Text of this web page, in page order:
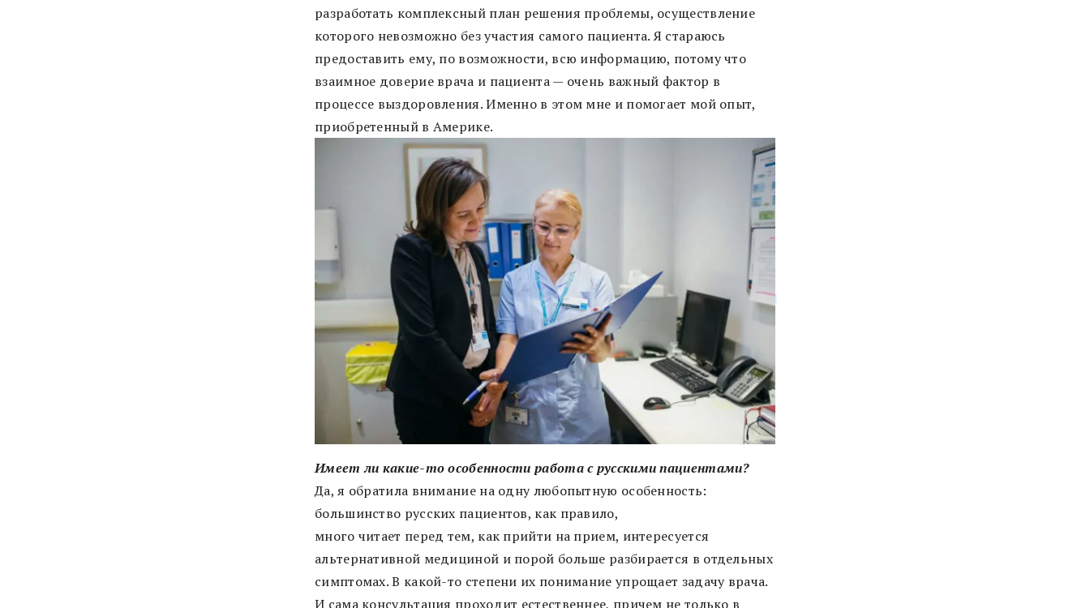
разработать комплексный план решения проблемы, осуществление
которого невозможно без участия самого пациента. Я стараюсь
предоставить ему, по возможности, всю информацию, потому что
взаимное доверие врача и пациента — очень важный фактор в
процессе выздоровления. Именно в этом мне и помогает мой опыт,
приобретенный в Америке.
Имеет ли какие-то особенности работа с русскими пациентами?
Да, я обратила внимание на одну любопытную особенность:
большинство русских пациентов, как правило,
много читает перед тем, как прийти на прием, интересуется
альтернативной медициной и порой больше разбирается в отдельных
симптомах. В какой-то степени их понимание упрощает задачу врача.
И сама консультация проходит естественнее, причем не только в